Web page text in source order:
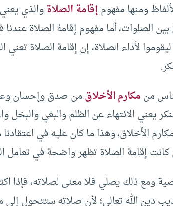
ومنها مفهومإقامة الصلاةوالذي
الصلوات، أما مفهوم إقامة الصلاة عندنا
لأداء الصلاة، إن إقامة الصلاة تعني
منمكارم الأخلاقمن صدق وإحسان
يعني الانتهاء عن الظلم والبغي والبخل
الأخلاق، وهذا ما كان عليه في
كانت إقامة الصلاة تظهر واضحة في تعامل
ومع ذلك يصلي فلا معنى لصلاته، فإذا
دين الله تعالى؛ لأن صلاته ستتحول إلى